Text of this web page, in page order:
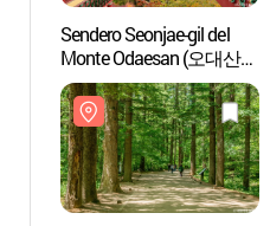
Sendero Seonjae-gil del
Monte Odaesan (오대산
선재길)